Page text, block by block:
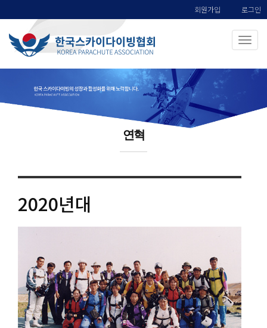
회원가입 로그인
연혁
2020년대